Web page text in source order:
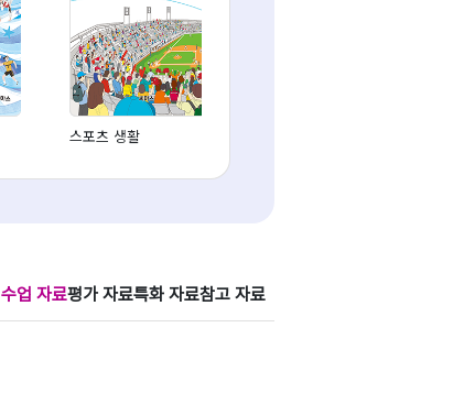
스포츠 생활
수업 자료평가 자료특화 자료참고 자료